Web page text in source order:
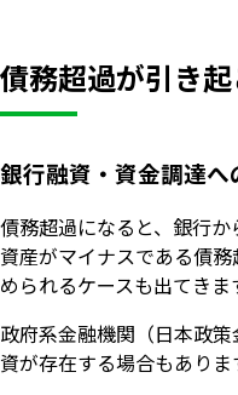
債務超過が引き
銀行融資・資金調達へ
債務超過になると、銀行
資産がマイナスである債
められるケースも出てきま
政府系金融機関（日本政
資が存在する場合もあり